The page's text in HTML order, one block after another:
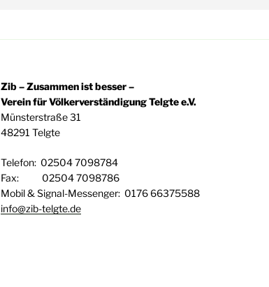
Zib – Zusammen ist besser –
Verein für Völkerverständigung Telgte e.V.
Münsterstraße 31
48291 Telgte
Telefon: 02504 7098784
Fax: 02504 7098786
Mobil & Signal-Messenger: 0176 66375588
info@zib-telgte.de